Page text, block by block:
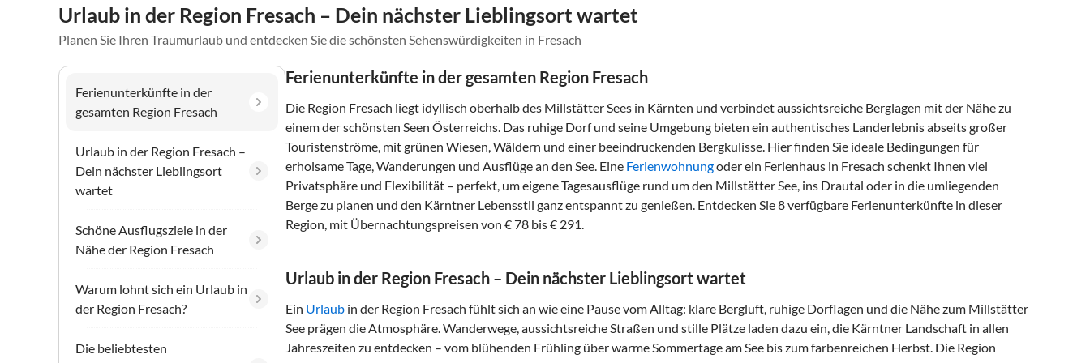
Urlaub in der Region Fresach – Dein nächster Lieblingsort wartet
Planen Sie Ihren Traumurlaub und entdecken Sie die schönsten Sehenswürdigkeiten in Fresach
Ferienunterkünfte in der
gesamten Region Fresach
Urlaub in der Region Fresach –
Dein nächster Lieblingsort
wartet
Schöne Ausflugsziele in der
Nähe der Region Fresach
Warum lohnt sich ein Urlaub in
der Region Fresach?
Die beliebtesten
Ferienunterkünfte in der gesamten Region Fresach
Die Region Fresach liegt idyllisch oberhalb des Millstätter Sees in Kärnten und verbindet aussichtsreiche Berglagen mit der Nähe zu
einem der schönsten Seen Österreichs. Das ruhige Dorf und seine Umgebung bieten ein authentisches Landerlebnis abseits großer
Touristenströme, mit grünen Wiesen, Wäldern und einer beeindruckenden Bergkulisse. Hier finden Sie ideale Bedingungen für
erholsame Tage, Wanderungen und Ausflüge an den See. Eine Ferienwohnungoder ein Ferienhaus in Fresach schenkt Ihnen viel
Privatsphäre und Flexibilität – perfekt, um eigene Tagesausflüge rund um den Millstätter See, ins Drautal oder in die umliegenden
Berge zu planen und den Kärntner Lebensstil ganz entspannt zu genießen. Entdecken Sie 8 verfügbare Ferienunterkünfte in dieser
Region, mit Übernachtungspreisen von € 78 bis € 291.
Urlaub in der Region Fresach – Dein nächster Lieblingsort wartet
Ein Urlaub in der Region Fresach fühlt sich an wie eine Pause vom Alltag: klare Bergluft, ruhige Dorflagen und die Nähe zum Millstätter
See prägen die Atmosphäre. Wanderwege, aussichtsreiche Straßen und stille Plätze laden dazu ein, die Kärntner Landschaft in allen
Jahreszeiten zu entdecken – vom blühenden Frühling über warme Sommertage am See bis zum farbenreichen Herbst. Die Region